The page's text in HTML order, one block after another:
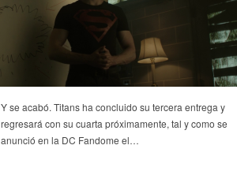
Y se acabó. Titans ha concluido su tercera entrega y
regresará con su cuarta próximamente, tal y como se
anunció en la DC Fandome el…